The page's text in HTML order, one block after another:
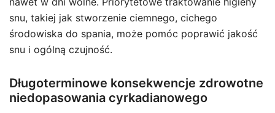
snu, takiej jak stworzenie ciemnego, cichego
środowiska do spania, może pomóc poprawić jakość
snu i ogólną czujność.
Długoterminowe konsekwencje zdrowotne
niedopasowania cyrkadianowego